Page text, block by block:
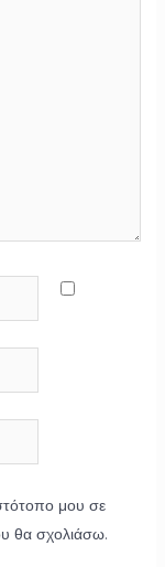
μου σε
θα σχολιάσω.